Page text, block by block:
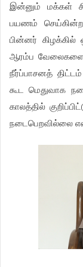
இன்னும் மக்கள்
பயணம்
பின்னர் கிழக்கில்
ஆரம்ப
நீர்ப்பாசனத்
கூட மெதுவாக
காலத்தில்
நடைபெறவில்லை